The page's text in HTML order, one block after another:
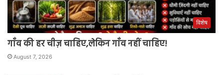
विशेष
गाँव की हर चीज़ चाहिए,लेकिन गाँव नहीं चाहिए!
August 7, 2026